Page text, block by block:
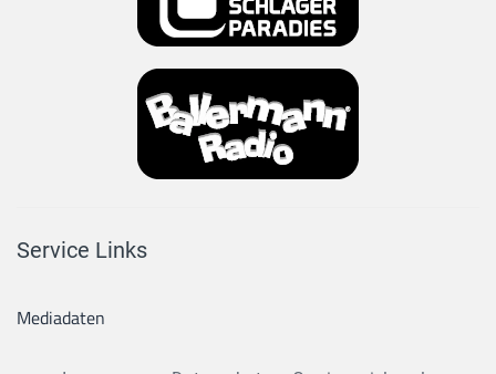
Service Links
Mediadaten